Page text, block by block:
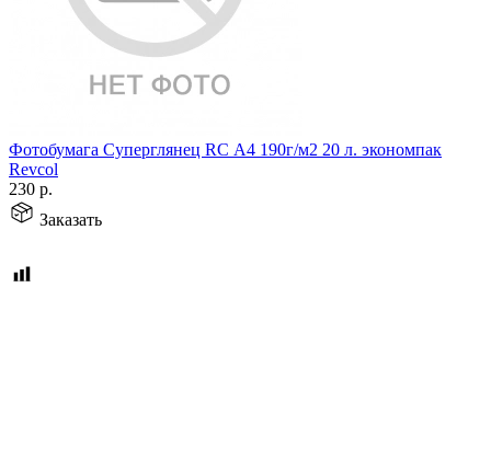
Фотобумага Суперглянец RC А4 190г/м2 20 л. экономпак
Revcol
230 р.
Заказать